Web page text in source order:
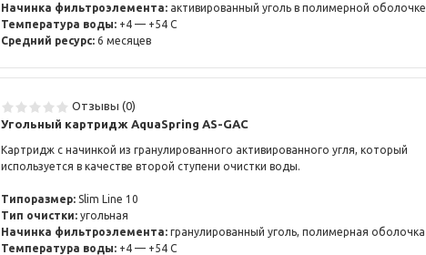
Начинка фильтроэлемента: активированный уголь в полимерной оболочке
Температура воды: +4 — +54 С
Средний ресурс: 6 месяцев
Отзывы (0)
Угольный картридж AquaSpring AS-GAC
Картридж с начинкой из гранулированного активированного угля, который
используется в качестве второй ступени очистки воды.
Типоразмер: Slim Line 10
Тип очистки: угольная
Начинка фильтроэлемента: гранулированный уголь, полимерная оболочка
Температура воды: +4 — +54 С